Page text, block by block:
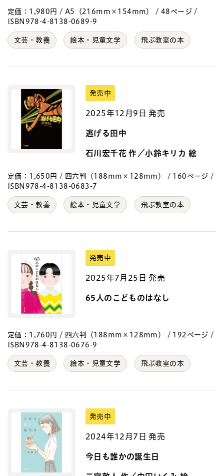
定価：1,980円 / A5（216mm×154mm） / 48ページ /
ISBN978-4-8138-0689-9
文芸・教養 絵本・児童文学 飛ぶ教室の本
発売中
2025年12月9日 発売
逃げる田中
石川宏千花 作／小鈴キリカ 絵
定価：1,650円 / 四六判（188mm×128mm） / 160ページ /
ISBN978-4-8138-0683-7
文芸・教養 絵本・児童文学 飛ぶ教室の本
発売中
2025年7月25日 発売
65人のこどものはなし
定価：1,760円 / 四六判（188mm×128mm） / 192ページ /
ISBN978-4-8138-0676-9
文芸・教養 絵本・児童文学 飛ぶ教室の本
発売中
2024年12月7日 発売
今日も誰かの誕生日